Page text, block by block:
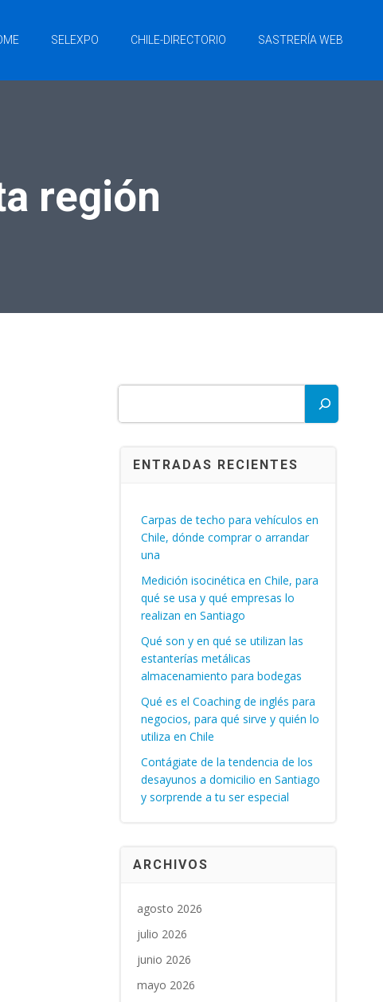
SELEXPO CHILE-DIRECTORIO SASTRERÍA WEB
región
ENTRADAS RECIENTES
Carpas de techo para vehículos en
Chile, dónde comprar o arrandar
una
Medición isocinética en Chile, para
qué se usa y qué empresas lo
realizan en Santiago
Qué son y en qué se utilizan las
estanterías metálicas
almacenamiento para bodegas
Qué es el Coaching de inglés para
negocios, para qué sirve y quién lo
utiliza en Chile
Contágiate de la tendencia de los
desayunos a domicilio en Santiago
y sorprende a tu ser especial
ARCHIVOS
agosto 2026
julio 2026
junio 2026
mayo 2026